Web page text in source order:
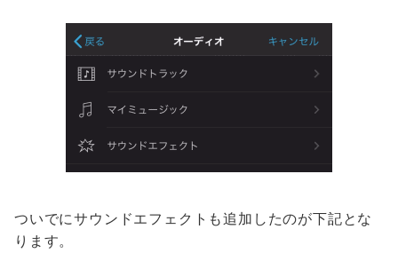
ついでにサウンドエフェクトも追加したのが下記とな
ります。